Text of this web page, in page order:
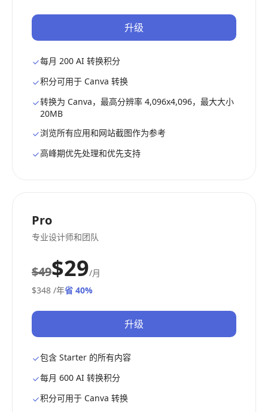
升级
每月 200 AI 转换积分
积分可用于 Canva 转换
转换为 Canva，最高分辨率 4,096x4,096，最大大小
20MB
浏览所有应用和网站截图作为参考
高峰期优先处理和优先支持
Pro
专业设计师和团队
$49$29/月
$348 /年省 40%
升级
包含 Starter 的所有内容
每月 600 AI 转换积分
积分可用于 Canva 转换